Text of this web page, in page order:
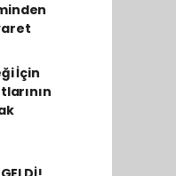
İçin